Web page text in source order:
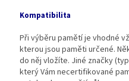
Kompatibilita
Při výběru pamětí je vhodné
kterou jsou paměti určené.
do něj vložíte. Jiné značky
který Vám necertifikované